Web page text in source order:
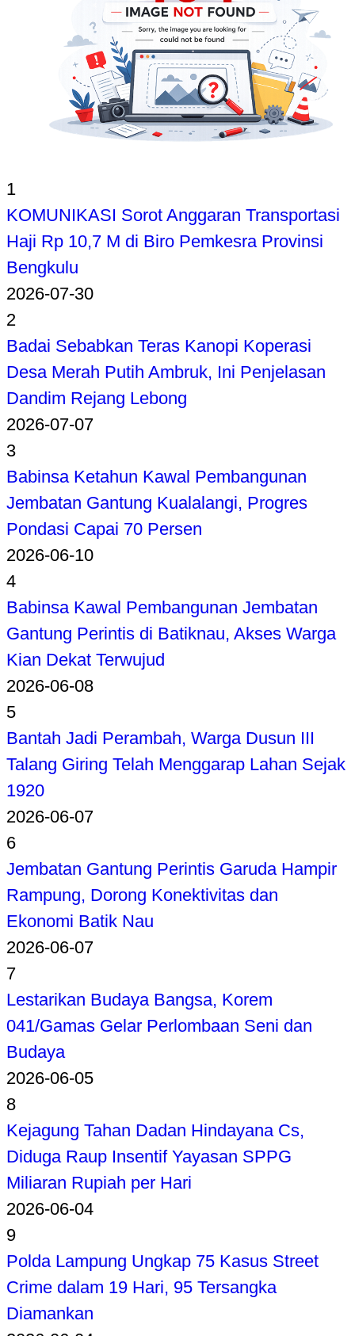
1
KOMUNIKASI Sorot Anggaran Transportasi
Haji Rp 10,7 M di Biro Pemkesra Provinsi
Bengkulu
2026-07-30
2
Badai Sebabkan Teras Kanopi Koperasi
Desa Merah Putih Ambruk, Ini Penjelasan
Dandim Rejang Lebong
2026-07-07
3
Babinsa Ketahun Kawal Pembangunan
Jembatan Gantung Kualalangi, Progres
Pondasi Capai 70 Persen
2026-06-10
4
Babinsa Kawal Pembangunan Jembatan
Gantung Perintis di Batiknau, Akses Warga
Kian Dekat Terwujud
2026-06-08
5
Bantah Jadi Perambah, Warga Dusun III
Talang Giring Telah Menggarap Lahan Sejak
1920
2026-06-07
6
Jembatan Gantung Perintis Garuda Hampir
Rampung, Dorong Konektivitas dan
Ekonomi Batik Nau
2026-06-07
7
Lestarikan Budaya Bangsa, Korem
041/Gamas Gelar Perlombaan Seni dan
Budaya
2026-06-05
8
Kejagung Tahan Dadan Hindayana Cs,
Diduga Raup Insentif Yayasan SPPG
Miliaran Rupiah per Hari
2026-06-04
9
Polda Lampung Ungkap 75 Kasus Street
Crime dalam 19 Hari, 95 Tersangka
Diamankan